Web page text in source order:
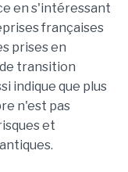
en s'intéressant
françaises
prises en
transition
indique que plus
n'est pas
et